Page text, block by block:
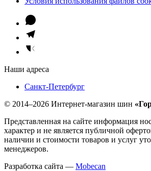
Наши адреса
Санкт-Петербург
© 2014–2026 Интернет-магазин шин
Представленная на сайте информация
характер и не является публичной
наличии и стоимости товаров и услуг
менеджеров.
Разработка сайта — Mobecan